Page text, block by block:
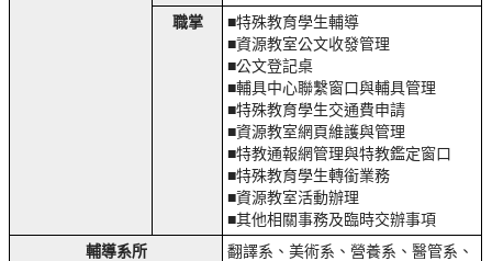
職掌
■特殊教育學生輔導
■資源教室公文收發管理
■公文登記桌
■輔具中心聯繫窗口與輔具管理
■特殊教育學生交通費申請
■資源教室網頁維護與管理
■特教通報網管理與特教鑑定窗口
■特殊教育學生轉銜業務
■資源教室活動辦理
■其他相關事務及臨時交辦事項
輔導系所
翻譯系、美術系、營養系、醫管系、